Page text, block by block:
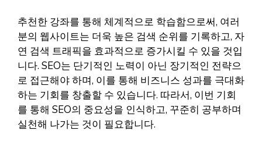
추천한 강좌를 통해 체계적으로 학습함으로써, 여러
분의 웹사이트는 더욱 높은 검색 순위를 기록하고, 자
연 검색 트래픽을 효과적으로 증가시킬 수 있을 것입
니다. SEO는 단기적인 노력이 아닌 장기적인 전략으
로 접근해야 하며, 이를 통해 비즈니스 성과를 극대화
하는 기회를 창출할 수 있습니다. 따라서, 이번 기회
를 통해 SEO의 중요성을 인식하고, 꾸준히 공부하며
실천해 나가는 것이 필요합니다.